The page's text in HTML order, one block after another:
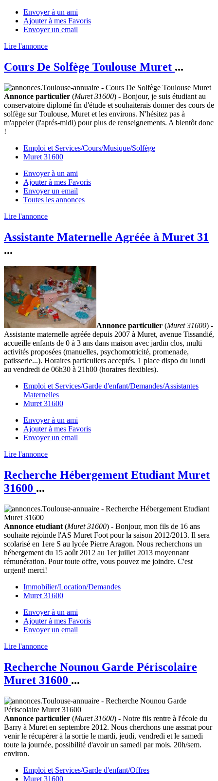
Envoyer à un ami
Ajouter à mes Favoris
Envoyer un email
Lire l'annonce
Cours De Solfège Toulouse Muret ...
Annonce particulier (Muret 31600) - Bonjour, je suis étudiant au
conservatoire diplomé fin d'étude et souhaiterais donner des cours de
solfège sur Toulouse, Muret et les environs. N'hésitez pas à
m'appeler (l'aprés-midi) pour plus de renseignements. A bientôt donc
!
Emploi et Services/Cours/Musique/Solfège
Muret 31600
Envoyer à un ami
Ajouter à mes Favoris
Envoyer un email
Toutes les annonces
Lire l'annonce
Assistante Maternelle Agréée à Muret 31
...
Annonce particulier (Muret 31600) -
Assistante maternelle agréée depuis 2007 à Muret, avenue Tissandié,
accueille enfants de 0 à 3 ans dans maison avec jardin clos, multi
activités proposées (manuelles, psychomotricité, promenade,
patisserie...). Horaires particuliers acceptés. 1 place dispo du lundi
au vendredi de 06h30 à 21h00 (horaires flexibles).
Emploi et Services/Garde d'enfant/Demandes/Assistantes
Maternelles
Muret 31600
Envoyer à un ami
Ajouter à mes Favoris
Envoyer un email
Lire l'annonce
Recherche Hébergement Etudiant Muret
31600 ...
Annonce etudiant (Muret 31600) - Bonjour, mon fils de 16 ans
souhaite rejoinde l'AS Muret Foot pour la saison 2012/2013. Il sera
scolarisé en 1ere S au lycée Pierre Aragon. Nous recherchons un
hébergement du 15 août 2012 au 1er juillet 2013 moyennant
rémunération. Pour toute offre, vous pouvez me joindre. C'est
urgent! merci!
Immobilier/Location/Demandes
Muret 31600
Envoyer à un ami
Ajouter à mes Favoris
Envoyer un email
Lire l'annonce
Recherche Nounou Garde Périscolaire
Muret 31600 ...
Annonce particulier (Muret 31600) - Notre fils rentre à l'école du
Barry à Muret en septembre 2012. Nous cherchons une assmat pour
venir le récupérer à la sortie le mardi, jeudi, vendredi et le samedi
toute la journée, possibilité d'avoir un samedi par mois. 20h/sem.
environ.
Emploi et Services/Garde d'enfant/Offres
Muret 31600